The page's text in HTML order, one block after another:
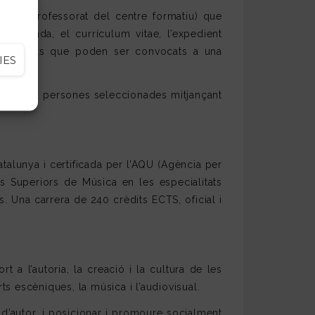
i de professorat del centre formatiu) que
lliurada, el currículum vitae, l’expedient
que poden ser convocats a una
de les persones seleccionades mitjançant
i certificada per l’AQU (Agència per
Superiors de Música en les especialitats
Una carrera de 240 crèdits ECTS, oficial i
a l’autoria, la creació i la cultura de les
escèniques, la música i l’audiovisual.